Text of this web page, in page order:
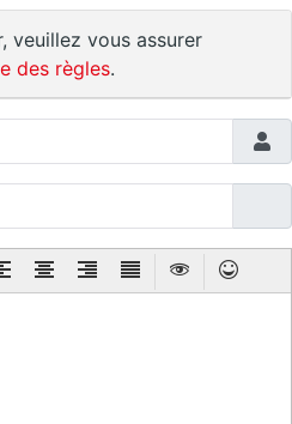
veuillez vous assurer
des règles.